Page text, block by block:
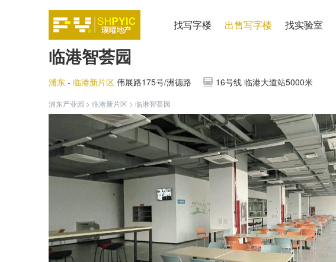
找写字楼 出售写字楼 找实验室
临港智荟园
浦东 - 临港新片区 伟展路175号/洲德路 16号线 临港大道站5000米
浦东产业园 > 临港新片区 > 临港智荟园